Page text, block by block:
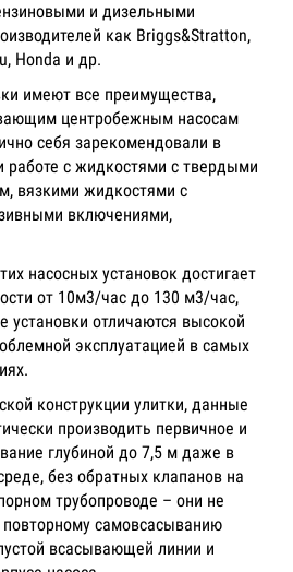
и дизельными
как Briggs&Stratton,
Honda и др.
имеют все преимущества,
центробежным насосам
себя зарекомендовали в
работе с жидкостями с твердыми
вязкими жидкостями с
включениями,
насосных установок достигает
от 10м3/час до 130 м3/час,
отличаются высокой
эксплуатацией в самых
конструкции улитки, данные
производить первичное и
глубиной до 7,5 м даже в
без обратных клапанов на
трубопроводе – они не
повторному самовсасыванию
всасывающей линии и